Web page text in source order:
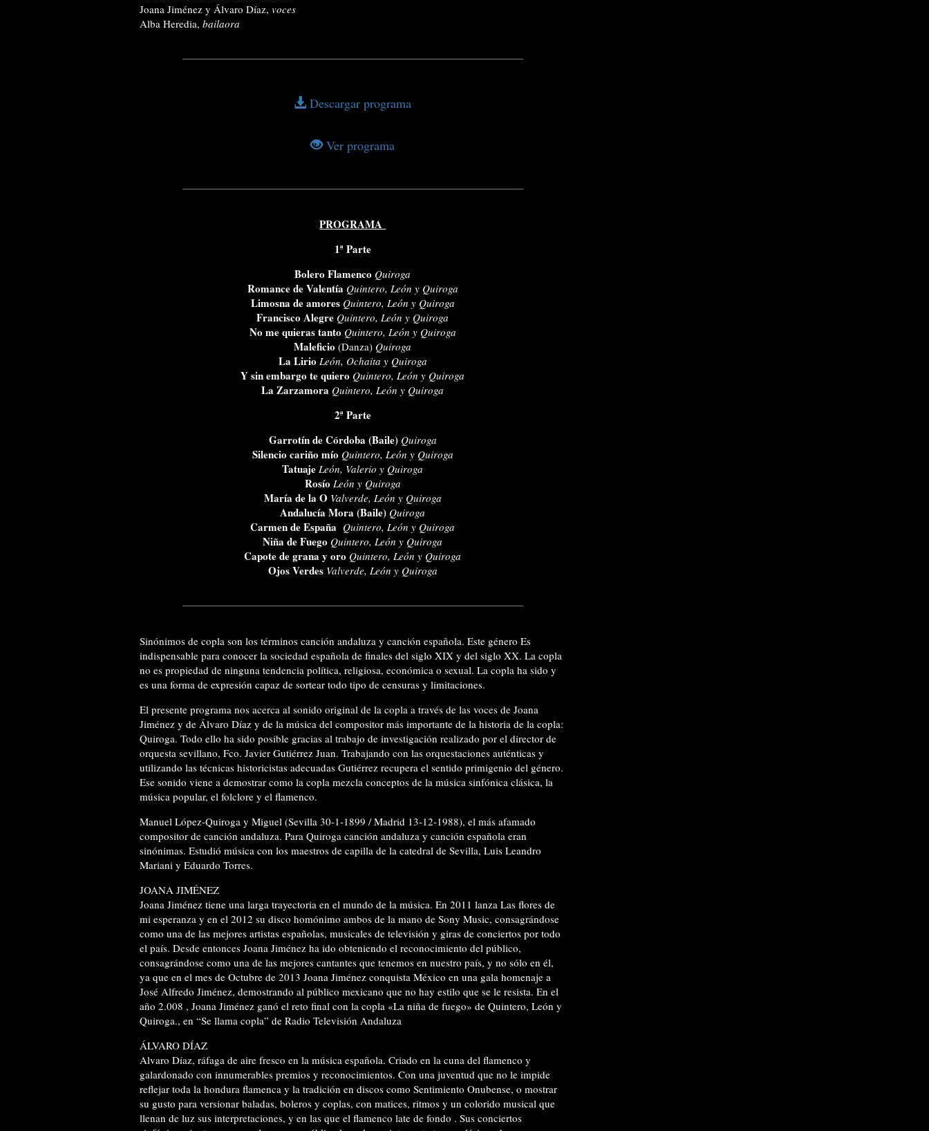
Joana Jiménez y Álvaro Díaz, voces
Alba Heredia, bailaora
Descargar programa
Ver programa
PROGRAMA
1ª Parte
Bolero Flamenco Quiroga
Romance de Valentía Quintero, León y Quiroga
Limosna de amores Quintero, León y Quiroga
Francisco Alegre Quintero, León y Quiroga
No me quieras tanto Quintero, León y Quiroga
Maleficio (Danza) Quiroga
La Lirio León, Ochaita y Quiroga
Y sin embargo te quiero Quintero, León y Quiroga
La Zarzamora Quintero, León y Quiroga
2ª Parte
Garrotín de Córdoba (Baile) Quiroga
Silencio cariño mío Quintero, León y Quiroga
Tatuaje León, Valerio y Quiroga
Rosío León y Quiroga
María de la O Valverde, León y Quiroga
Andalucía Mora (Baile) Quiroga
Carmen de España Quintero, León y Quiroga
Niña de Fuego Quintero, León y Quiroga
Capote de grana y oro Quintero, León y Quiroga
Ojos Verdes Valverde, León y Quiroga
Sinónimos de copla son los términos canción andaluza y canción española. Este género Es
indispensable para conocer la sociedad española de finales del siglo XIX y del siglo XX. La copla
no es propiedad de ninguna tendencia política, religiosa, económica o sexual. La copla ha sido y
es una forma de expresión capaz de sortear todo tipo de censuras y limitaciones.
El presente programa nos acerca al sonido original de la copla a través de las voces de Joana
Jiménez y de Álvaro Díaz y de la música del compositor más importante de la historia de la copla:
Quiroga. Todo ello ha sido posible gracias al trabajo de investigación realizado por el director de
orquesta sevillano, Fco. Javier Gutiérrez Juan. Trabajando con las orquestaciones auténticas y
utilizando las técnicas historicistas adecuadas Gutiérrez recupera el sentido primigenio del género.
Ese sonido viene a demostrar como la copla mezcla conceptos de la música sinfónica clásica, la
música popular, el folclore y el flamenco.
Manuel López-Quiroga y Miguel (Sevilla 30-1-1899 / Madrid 13-12-1988), el más afamado
compositor de canción andaluza. Para Quiroga canción andaluza y canción española eran
sinónimas. Estudió música con los maestros de capilla de la catedral de Sevilla, Luis Leandro
Mariani y Eduardo Torres.
JOANA JIMÉNEZ
Joana Jiménez tiene una larga trayectoria en el mundo de la música. En 2011 lanza Las flores de
mi esperanza y en el 2012 su disco homónimo ambos de la mano de Sony Music, consagrándose
como una de las mejores artistas españolas, musicales de televisión y giras de conciertos por todo
el país. Desde entonces Joana Jiménez ha ido obteniendo el reconocimiento del público,
consagrándose como una de las mejores cantantes que tenemos en nuestro país, y no sólo en él,
ya que en el mes de Octubre de 2013 Joana Jiménez conquista México en una gala homenaje a
José Alfredo Jiménez, demostrando al público mexicano que no hay estilo que se le resista. En el
año 2.008 , Joana Jiménez ganó el reto final con la copla «La niña de fuego» de Quintero, León y
Quiroga., en “Se llama copla” de Radio Televisión Andaluza
ÁLVARO DÍAZ
Alvaro Díaz, ráfaga de aire fresco en la música española. Criado en la cuna del flamenco y
galardonado con innumerables premios y reconocimientos. Con una juventud que no le impide
reflejar toda la hondura flamenca y la tradición en discos como Sentimiento Onubense, o mostrar
su gusto para versionar baladas, boleros y coplas, con matices, ritmos y un colorido musical que
llenan de luz sus interpretaciones, y en las que el flamenco late de fondo . Sus conciertos